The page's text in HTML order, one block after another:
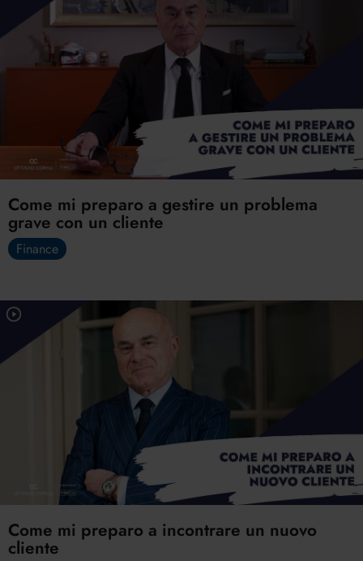
Come mi preparo a gestire un problema
grave con un cliente
Finance
Come mi preparo a incontrare un nuovo
cliente